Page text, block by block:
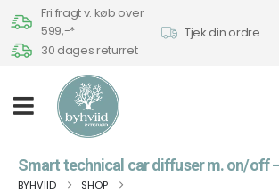
Fri fragt v. køb over
599,-*
30 dages returret
Tjek din ordre
Smart technical car diffuser m. on/off
BYHVIID
SHOP